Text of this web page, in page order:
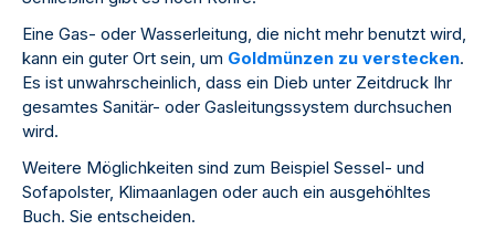
Eine Gas- oder Wasserleitung, die nicht mehr benutzt wird,
kann ein guter Ort sein, um Goldmünzen zu verstecken.
Es ist unwahrscheinlich, dass ein Dieb unter Zeitdruck Ihr
gesamtes Sanitär- oder Gasleitungssystem durchsuchen
wird.
Weitere Möglichkeiten sind zum Beispiel Sessel- und
Sofapolster, Klimaanlagen oder auch ein ausgehöhltes
Buch. Sie entscheiden.